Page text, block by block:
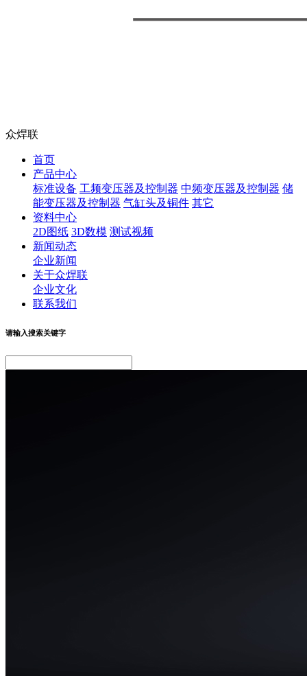
众焊联
首页
产品中心
标准设备 工频变压器及控制器 中频变压器及控制器 储
能变压器及控制器 气缸头及铜件 其它
资料中心
2D图纸 3D数模 测试视频
新闻动态
企业新闻
关于众焊联
企业文化
联系我们
请输入搜索关键字